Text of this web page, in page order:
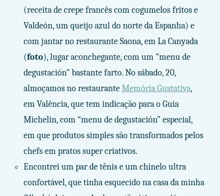
(receita de crepe francês com cogumelos fritos e
Valdeón, um queijo azul do norte da Espanha) e
com jantar no restaurante Saona, em La Canyada
(foto), lugar aconchegante, com um "menu de
degustación" bastante farto. No sábado, 20,
almoçamos no restauranteMemória Gustativa,
em Valência, que tem indicação para o Guia
Michelin, com “menu de degustación” especial,
em que produtos simples são transformados pelos
chefs em pratos super criativos.
Encontrei um par de tênis e um chinelo ultra
confortável, que tinha esquecido na casa da minha